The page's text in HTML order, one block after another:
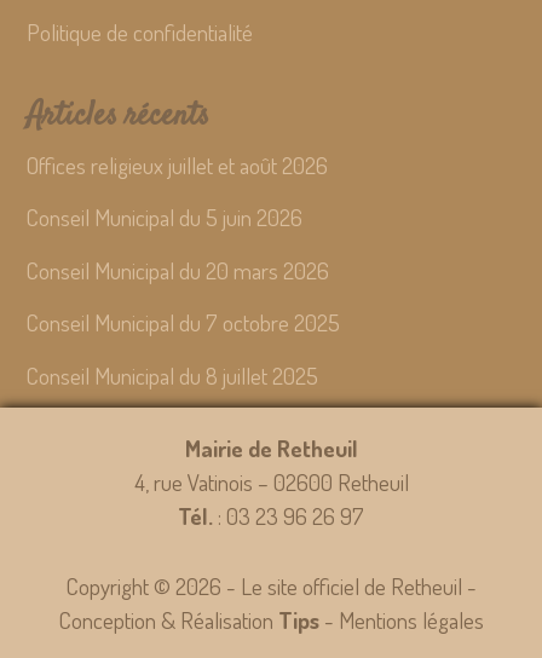
Politique de confidentialité
Articles récents
Offices religieux juillet et août 2026
Conseil Municipal du 5 juin 2026
Conseil Municipal du 20 mars 2026
Conseil Municipal du 7 octobre 2025
Conseil Municipal du 8 juillet 2025
Mairie de Retheuil
4, rue Vatinois – 02600 Retheuil
Tél. : 03 23 96 26 97
Copyright © 2026 - Le site officiel de Retheuil -
Conception & Réalisation Tips- Mentions légales